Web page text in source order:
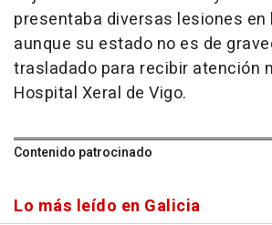
presentaba diversas lesiones en
aunque su estado no es de
trasladado para recibir atención
Hospital Xeral de Vigo.
Contenido patrocinado
Lo más leído en Galicia